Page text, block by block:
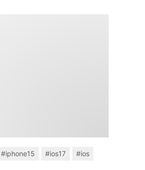
#iphone15 #ios17 #ios